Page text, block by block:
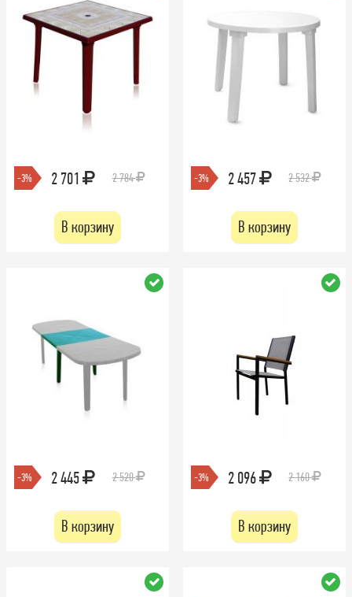
-3% 2 701 2 784
В корзину
-3% 2 457 2 532
В корзину
-3% 2 445 2 520
В корзину
-3% 2 096 2 160
В корзину